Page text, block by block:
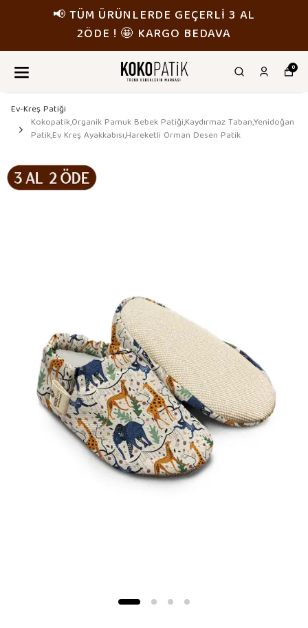
📢 TÜM ÜRÜNLERDE GEÇERLİ 3 AL
2ÖDE ! 🤩 KARGO BEDAVA
0
Ev-Kreş Patiği
Kokopatik,Organik Pamuk Bebek Patiği,Kaydırmaz Taban,Yenidoğan
Patik,Ev Kreş Ayakkabısı,Hareketli Orman Desen Patik